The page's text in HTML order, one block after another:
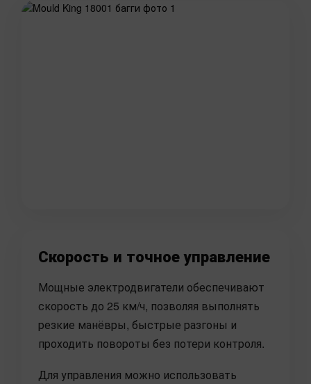
Скорость и точное управление
Мощные электродвигатели обеспечивают
скорость до 25 км/ч, позволяя выполнять
резкие манёвры, быстрые разгоны и
проходить повороты без потери контроля.
Для управления можно использовать